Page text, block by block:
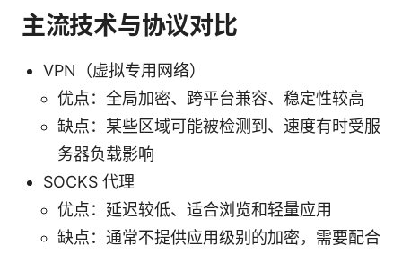
主流技术与协议对比
VPN（虚拟专用网络）
优点：全局加密、跨平台兼容、稳定性较高
缺点：某些区域可能被检测到、速度有时受服
务器负载影响
SOCKS 代理
优点：延迟较低、适合浏览和轻量应用
缺点：通常不提供应用级别的加密，需要配合